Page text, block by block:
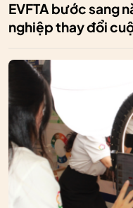
EVFTA bước sang
nghiệp thay đổi